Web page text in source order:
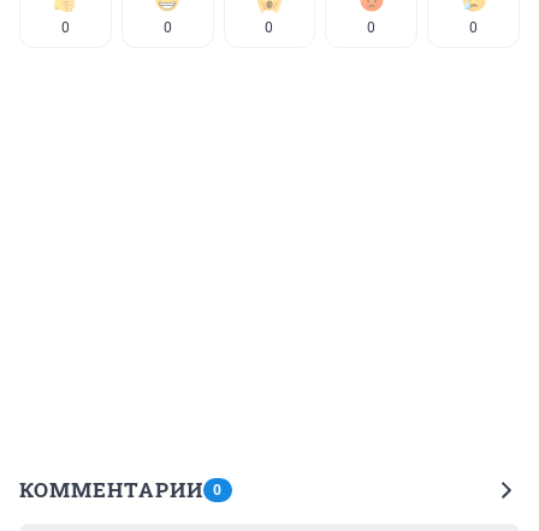
0 0 0 0 0
КОММЕНТАРИИ 0